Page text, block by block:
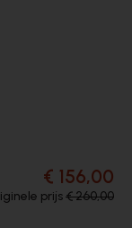
€ 156,00
prijs€ 260,00